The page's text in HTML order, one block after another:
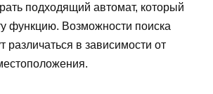
подходящий автомат, который
функцию. Возможности поиска
различаться в зависимости от